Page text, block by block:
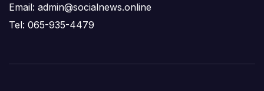
Email: admin@socialnews.online
Tel: 065-935-4479